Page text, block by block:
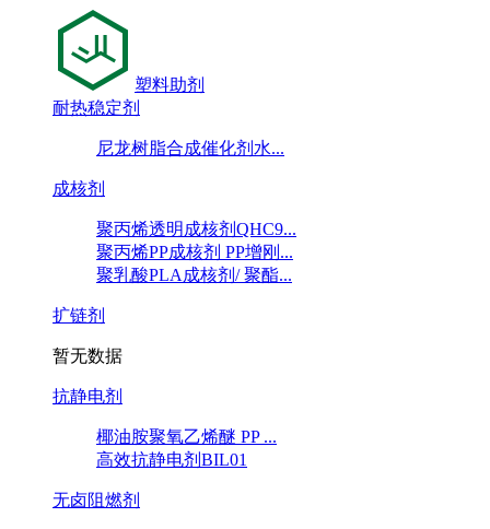
塑料助剂
耐热稳定剂
尼龙树脂合成催化剂水...
成核剂
聚丙烯透明成核剂QHC9...
聚丙烯PP成核剂 PP增刚...
聚乳酸PLA成核剂/ 聚酯...
扩链剂
暂无数据
抗静电剂
椰油胺聚氧乙烯醚 PP ...
高效抗静电剂BIL01
无卤阻燃剂